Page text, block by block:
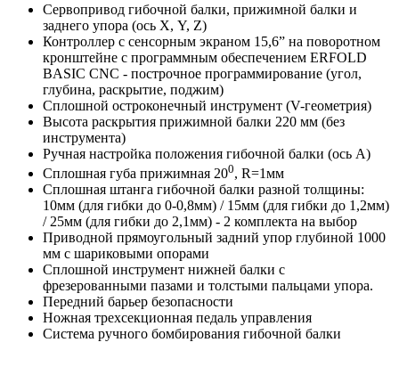
Сервопривод гибочной балки, прижимной балки и
заднего упора (ось Х, Y, Z)
Контроллер с сенсорным экраном 15,6” на поворотном
кронштейне с программным обеспечением ERFOLD
BASIC CNC - построчное программирование (угол,
глубина, раскрытие, поджим)
Сплошной остроконечный инструмент (V-геометрия)
Высота раскрытия прижимной балки 220 мм (без
инструмента)
Ручная настройка положения гибочной балки (ось А)
Сплошная губа прижимная 200, R=1мм
Сплошная штанга гибочной балки разной толщины:
10мм (для гибки до 0-0,8мм) / 15мм (для гибки до 1,2мм)
/ 25мм (для гибки до 2,1мм) - 2 комплекта на выбор
Приводной прямоугольный задний упор глубиной 1000
мм с шариковыми опорами
Сплошной инструмент нижней балки c
фрезерованными пазами и толстыми пальцами упора.
Передний барьер безопасности
Ножная трехсекционная педаль управления
Система ручного бомбирования гибочной балки